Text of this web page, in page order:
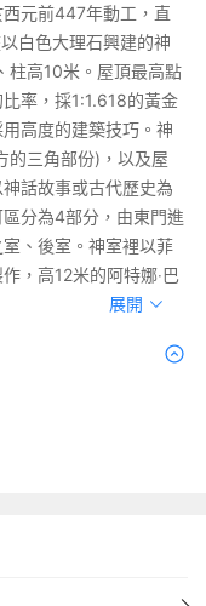
元前447年動工，直
白色大理石興建的神
柱高10米。屋頂最高點
率，採1:1.618的黃金
高度的建築技巧。神
的三角部份)，以及屋
話故事或古代歷史為
分為4部分，由東門進
、後室。神室裡以菲
，高12米的阿特娜‧巴
展開